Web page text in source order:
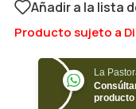
Añadir a la lista
Producto sujeto a
La
producto